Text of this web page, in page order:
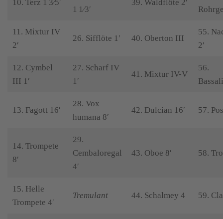
10. Terz 1 3⁄5′
1 1⁄3′
39. Waldflöte 2′
11. Mixtur IV
2′
26. Sifflöte 1′ 40. Oberton III
55.
2′
12. Cymbel
III 1′
27. Scharf IV
1′
41. Mixtur IV-V
56.
13. Fagott 16′
28. Vox
humana 8′
42. Dulcian 16′ 57.
14. Trompete
8′
29.
Cembaloregal
4′
43. Oboe 8′ 58.
15. Helle
Trompete 4′
Tremulant 44. Schalmey 4 59.